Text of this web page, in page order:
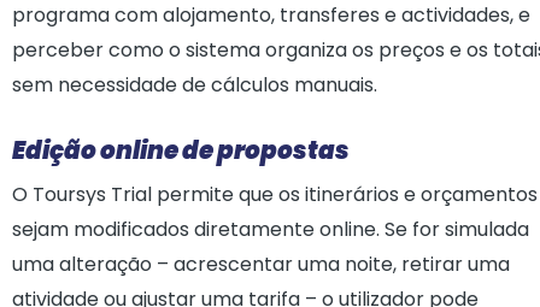
programa com alojamento, transferes e actividades, e
perceber como o sistema organiza os preços e os
sem necessidade de cálculos manuais.
Edição online de propostas
O Toursys Trial permite que os itinerários e orçamentos
sejam modificados diretamente online. Se for simulada
uma alteração – acrescentar uma noite, retirar uma
atividade ou ajustar uma tarifa – o utilizador pode